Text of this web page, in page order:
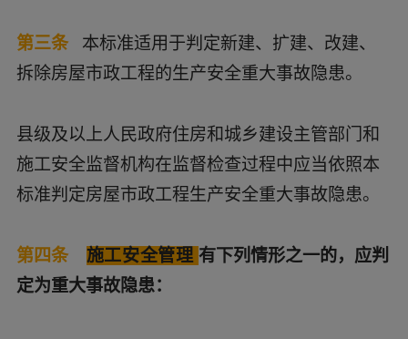
第三条
本标准适用于判定新建、扩建、改建、
拆除房屋市政工程的生产安全重大事故隐患。
县级及以上人民政府住房和城乡建设主管部门和
施工安全监督机构在监督检查过程中应当依照本
标准判定房屋市政工程生产安全重大事故隐患。
第四条 施工安全管理 有下列情形之一的，应判
定为重大事故隐患：